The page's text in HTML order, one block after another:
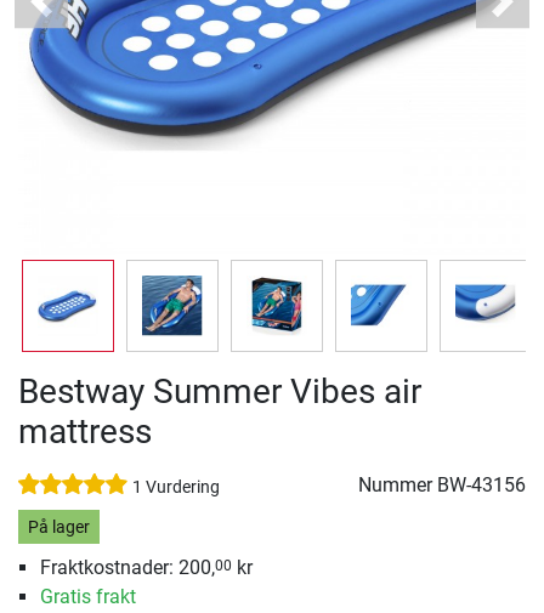
Previous Next
Bestway Summer Vibes air
mattress
1 Vurdering Nummer BW-43156
På lager
Fraktkostnader: 200,00 kr
Gratis frakt